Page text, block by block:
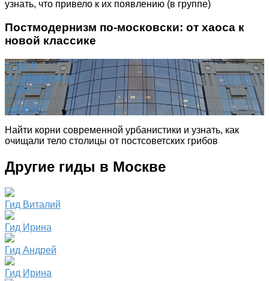
узнать, что привело к их появлению (в группе)
Постмодернизм по-московски: от хаоса к
новой классике
5’000 ₽
за 1–6 человек
3,5 часа
•
пешком
Найти корни современной урбанистики и узнать, как
очищали тело столицы от постсоветских грибов
Другие гиды в Москве
Гид Виталий
Гид Ирина
Гид Андрей
Гид Ирина